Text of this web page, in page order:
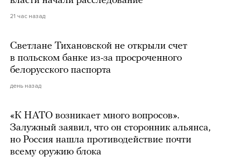
21 час назад
Светлане Тихановской не открыли счет
в польском банке из-за просроченного
белорусского паспорта
день назад
«К НАТО возникает много вопросов».
Залужный заявил, что он сторонник альянса,
но Россия нашла противодействие почти
всему оружию блока